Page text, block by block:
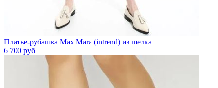
Платье-рубашка Max Mara (intrend) из шелка
6 700 руб.